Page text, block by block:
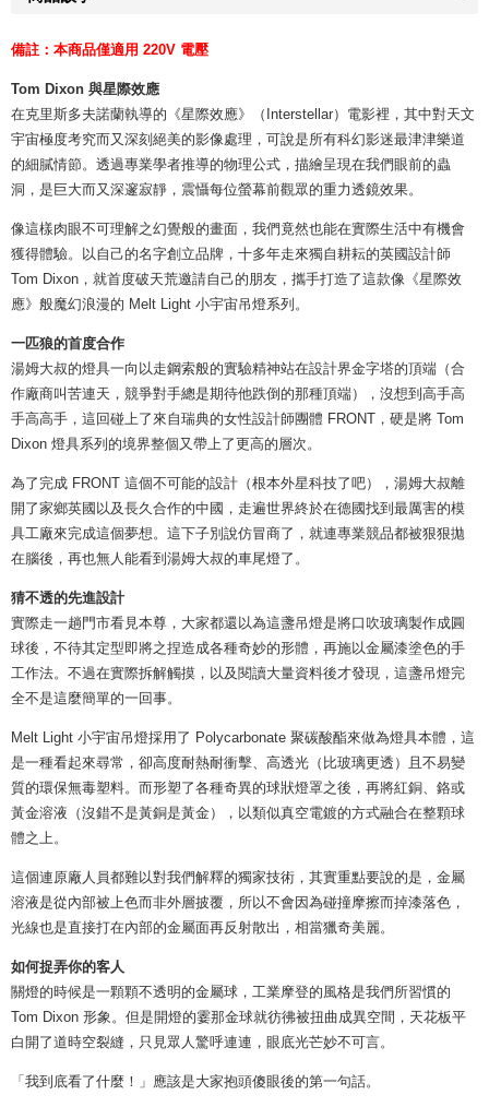
備註：本商品僅適用 220V 電壓
Tom Dixon 與星際效應
在克里斯多夫諾蘭執導的《星際效應》（Interstellar）電影裡，其中對天文
宇宙極度考究而又深刻絕美的影像處理，可說是所有科幻影迷最津津樂道
的細膩情節。透過專業學者推導的物理公式，描繪呈現在我們眼前的蟲
洞，是巨大而又深邃寂靜，震懾每位螢幕前觀眾的重力透鏡效果。
像這樣肉眼不可理解之幻覺般的畫面，我們竟然也能在實際生活中有機會
獲得體驗。以自己的名字創立品牌，十多年走來獨自耕耘的英國設計師
Tom Dixon，就首度破天荒邀請自己的朋友，攜手打造了這款像《星際效
應》般魔幻浪漫的 Melt Light 小宇宙吊燈系列。
一匹狼的首度合作
湯姆大叔的燈具一向以走鋼索般的實驗精神站在設計界金字塔的頂端（合
作廠商叫苦連天，競爭對手總是期待他跌倒的那種頂端），沒想到高手高
手高高手，這回碰上了來自瑞典的女性設計師團體 FRONT，硬是將 Tom
Dixon 燈具系列的境界整個又帶上了更高的層次。
為了完成 FRONT 這個不可能的設計（根本外星科技了吧），湯姆大叔離
開了家鄉英國以及長久合作的中國，走遍世界終於在德國找到最厲害的模
具工廠來完成這個夢想。這下子別說仿冒商了，就連專業競品都被狠狠拋
在腦後，再也無人能看到湯姆大叔的車尾燈了。
猜不透的先進設計
實際走一趟門市看見本尊，大家都還以為這盞吊燈是將口吹玻璃製作成圓
球後，不待其定型即將之捏造成各種奇妙的形體，再施以金屬漆塗色的手
工作法。不過在實際拆解觸摸，以及閱讀大量資料後才發現，這盞吊燈完
全不是這麼簡單的一回事。
Melt Light 小宇宙吊燈採用了 Polycarbonate 聚碳酸酯來做為燈具本體，這
是一種看起來尋常，卻高度耐熱耐衝擊、高透光（比玻璃更透）且不易變
質的環保無毒塑料。而形塑了各種奇異的球狀燈罩之後，再將紅銅、鉻或
黃金溶液（沒錯不是黃銅是黃金），以類似真空電鍍的方式融合在整顆球
體之上。
這個連原廠人員都難以對我們解釋的獨家技術，其實重點要說的是，金屬
溶液是從內部被上色而非外層披覆，所以不會因為碰撞摩擦而掉漆落色，
光線也是直接打在內部的金屬面再反射散出，相當獵奇美麗。
如何捉弄你的客人
關燈的時候是一顆顆不透明的金屬球，工業摩登的風格是我們所習慣的
Tom Dixon 形象。但是開燈的霎那金球就彷彿被扭曲成異空間，天花板平
白開了道時空裂縫，只見眾人驚呼連連，眼底光芒妙不可言。
「我到底看了什麼！」應該是大家抱頭傻眼後的第一句話。